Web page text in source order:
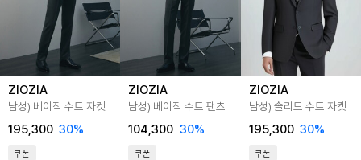
ZIOZIA
남성) 베이직 수트 자켓
195,300 30%
쿠폰
ZIOZIA
남성) 베이직 수트 팬츠
104,300 30%
쿠폰
ZIOZIA
남성) 솔리드 수트 자켓
195,300 30%
쿠폰